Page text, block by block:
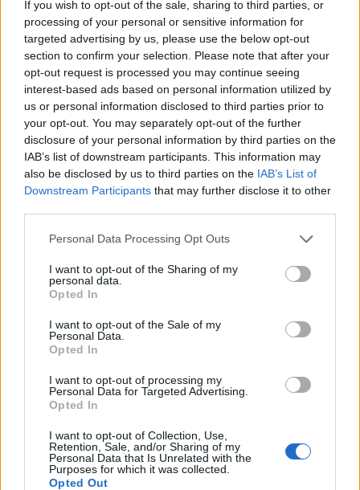
If you wish to opt-out of the sale, sharing to third parties, or
processing of your personal or sensitive information for
targeted advertising by us, please use the below opt-out
section to confirm your selection. Please note that after your
opt-out request is processed you may continue seeing
interest-based ads based on personal information utilized by
us or personal information disclosed to third parties prior to
your opt-out. You may separately opt-out of the further
disclosure of your personal information by third parties on the
IAB’s list of downstream participants. This information may
also be disclosed by us to third parties on the IAB’s List of
Downstream Participants that may further disclose it to other
Personal Data Processing Opt Outs
I want to opt-out of the Sharing of my
personal data.
Opted In
I want to opt-out of the Sale of my
Personal Data.
Opted In
I want to opt-out of processing my
Personal Data for Targeted Advertising.
Opted In
I want to opt-out of Collection, Use,
Retention, Sale, and/or Sharing of my
Personal Data that Is Unrelated with the
Purposes for which it was collected.
Opted Out
Εγγραφή στο newsletter
Αποδέχομαι τους
και την πολιτική απορρήτου
X